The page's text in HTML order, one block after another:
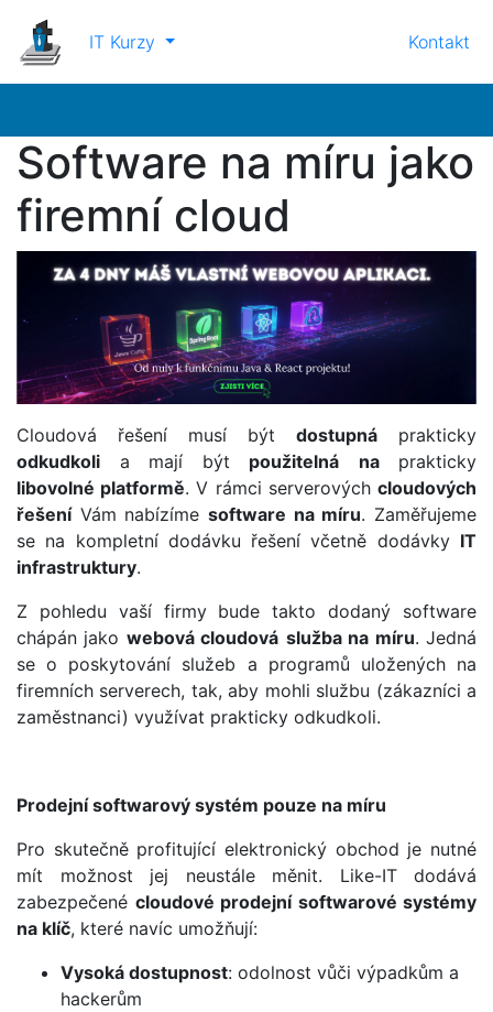
IT Kurzy Kontakt
Software na míru jako
firemní cloud
Cloudová řešení musí být dostupná prakticky
odkudkoli a mají být použitelná naprakticky
libovolné platformě. V rámci serverovýchcloudových
řešeníVám nabízíme software na míru. Zaměřujeme
se na kompletní dodávku řešení včetně dodávky IT
infrastruktury.
Z pohledu vaší firmy bude takto dodaný software
chápán jako webová cloudová služba na míru. Jedná
se o poskytování služeb a programů uložených na
firemních serverech, tak, aby mohli službu (zákazníci a
zaměstnanci) využívat prakticky odkudkoli.
Prodejní softwarový systém pouze na míru
Pro skutečně profitující elektronický obchod je nutné
mít možnost jej neustále měnit. Like-IT dodává
zabezpečené cloudové prodejní softwarové systémy
na klíč, které navíc umožňují:
Vysoká dostupnost: odolnost vůči výpadkům a
hackerům